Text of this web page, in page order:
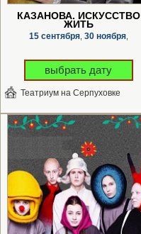
КАЗАНОВА. ИСКУССТВО
ЖИТЬ
15 сентября, 30 ноября,
выбрать дату
Театриум на Серпуховке